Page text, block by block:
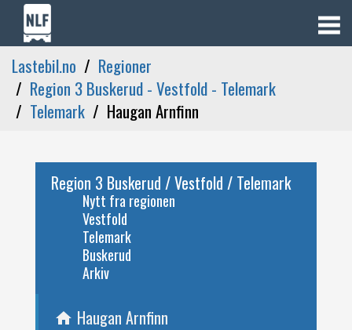
Lastebil.no
Regioner
Region 3 Buskerud - Vestfold - Telemark
Telemark
Haugan Arnfinn
Region 3 Buskerud / Vestfold / Telemark
Nytt fra regionen
Vestfold
Telemark
Buskerud
Arkiv
home Haugan Arnfinn